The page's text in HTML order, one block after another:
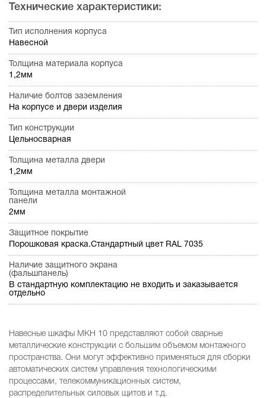
Технические характеристики:
Тип исполнения корпуса
Навесной
Толщина материала корпуса
1,2мм
Наличие болтов заземления
На корпусе и двери изделия
Тип конструкции
Цельносварная
Толщина металла двери
1,2мм
Толщина металла монтажной
панели
2мм
Защитное покрытие
Порошковая краска.Стандартный цвет RAL 7035
Наличие защитного экрана
(фальшпанель)
В стандартную комплектацию не входить и заказывается
отдельно
Навесные шкафы МКН 10 представляют собой сварные
металлические конструкции с большим объемом монтажного
пространства. Они могут эффективно применяться для сборки
автоматических систем управления технологическими
процессами, телекоммуникационных систем,
распределительных силовых щитов и т.д.